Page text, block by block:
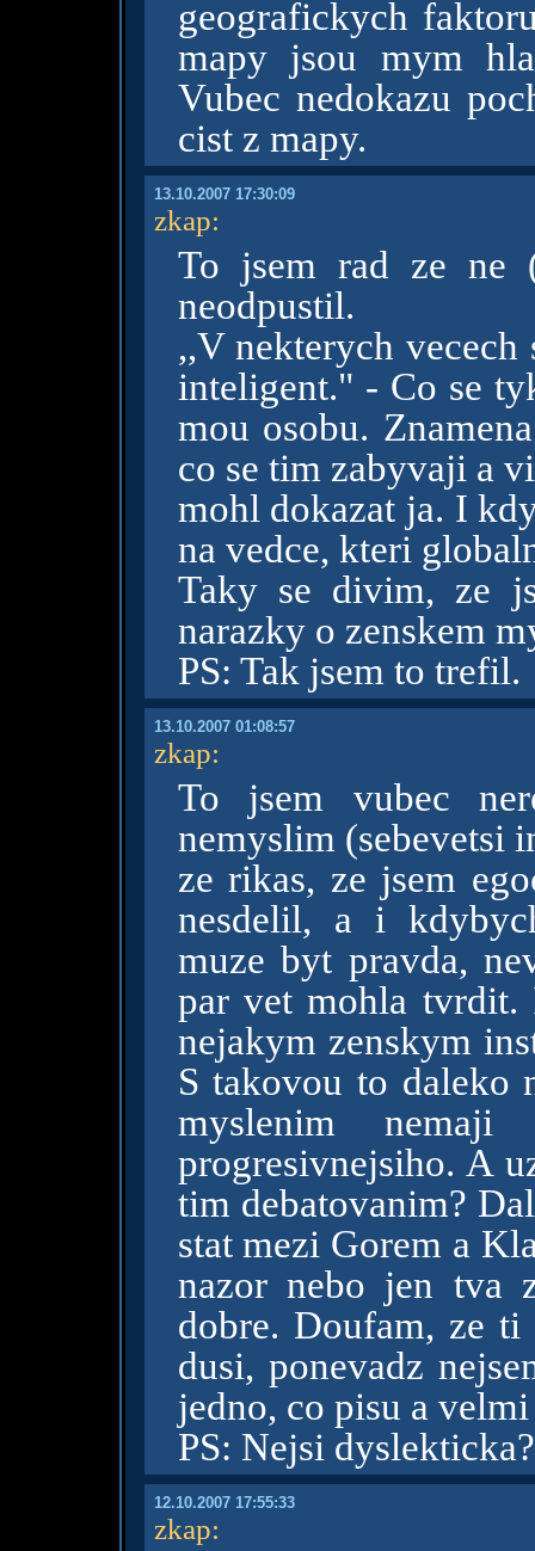
geografickych
mapy jsou mym
Vubec nedokazu
cist z mapy.
13.10.2007 17:30:09
zkap:
To jsem rad ze ne
neodpustil.
,,V nekterych
inteligent." - Co se
mou osobu.
co se tim zabyvaji a
mohl dokazat ja. I
na vedce, kteri
Taky se divim, ze
narazky o zenskem
PS: Tak jsem to trefil.
13.10.2007 01:08:57
zkap:
To jsem vubec
nemyslim (sebevetsi
ze rikas, ze jsem
nesdelil, a i
muze byt pravda,
par vet mohla
nejakym zenskym
S takovou to daleko
myslenim
progresivnejsiho. A
tim debatovanim?
stat mezi Gorem a
nazor nebo jen tva
dobre. Doufam, ze
dusi, ponevadz
jedno, co pisu a
PS: Nejsi dyslekticka?
12.10.2007 17:55:33
zkap: